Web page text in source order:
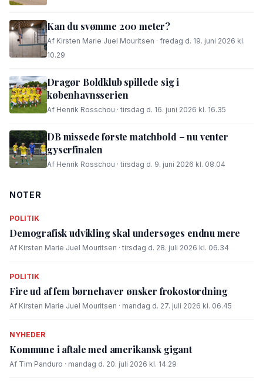
Kan du svømme 200 meter?
Af Kirsten Marie Juel Mouritsen · fredag d. 19. juni 2026 kl.
10.29
Dragør Boldklub spillede sig i
københavnsserien
Af Henrik Rosschou · tirsdag d. 16. juni 2026 kl. 16.35
DB missede første matchbold – nu venter
gyserfinalen
Af Henrik Rosschou · tirsdag d. 9. juni 2026 kl. 08.04
NOTER
POLITIK
Demografisk udvikling skal undersøges endnu mere
Af Kirsten Marie Juel Mouritsen · tirsdag d. 28. juli 2026 kl. 06.34
POLITIK
Fire ud af fem børnehaver ønsker frokostordning
Af Kirsten Marie Juel Mouritsen · mandag d. 27. juli 2026 kl. 06.45
NYHEDER
Kommune i aftale med amerikansk gigant
Af Tim Panduro · mandag d. 20. juli 2026 kl. 14.29